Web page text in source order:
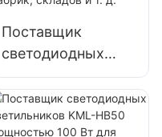
Поставщик
светодиодных
светильников
KML-HB40
мощностью 100